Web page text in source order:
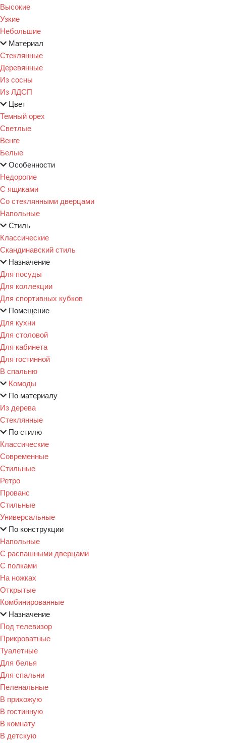
Высокие
Узкие
Небольшие
Материал
Стеклянные
Деревянные
Из сосны
Из ЛДСП
Цвет
Темный орех
Светлые
Венге
Белые
Особенности
Недорогие
С ящиками
Со стеклянными дверцами
Напольные
Стиль
Классические
Скандинавский стиль
Назначение
Для посуды
Для коллекции
Для спортивных кубков
Помещение
Для кухни
Для столовой
Для кабинета
Для гостинной
В спальню
Комоды
По материалу
Из дерева
Стеклянные
По стилю
Классические
Современные
Стильные
Ретро
Прованс
Стильные
Универсальные
По конструкции
Напольные
С распашными дверцами
С полками
На ножках
Открытые
Комбинированные
Назначение
Под телевизор
Прикроватные
Туалетные
Для белья
Для спальни
Пеленальные
В прихожую
В гостинную
В комнату
В детскую